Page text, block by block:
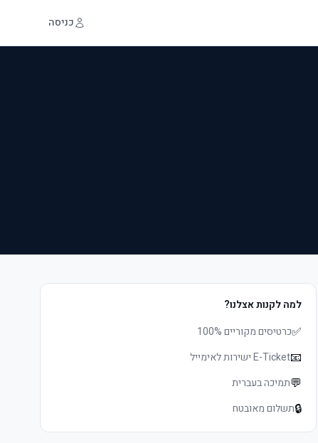
כניסה
למה לקנות אצלנו?
✅כרטיסים מקוריים 100%
📧E-Ticket ישירות לאימייל
💬תמיכה בעברית
🔒תשלום מאובטח